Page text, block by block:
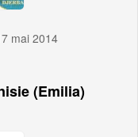
mai 2014
(Emilia)